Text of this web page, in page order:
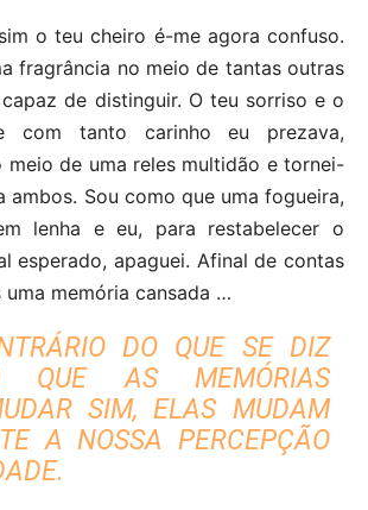
o teu cheiro é-me agora confuso.
fragrância no meio de tantas outras
de distinguir. O teu sorriso e o
com tanto carinho eu prezava,
meio de uma reles multidão e tornei-
ambos. Sou como que uma fogueira,
lenha e eu, para restabelecer o
esperado, apaguei. Afinal de contas
uma memória cansada …
DO QUE SE DIZ
QUE AS MEMÓRIAS
SIM, ELAS MUDAM
A NOSSA PERCEPÇÃO